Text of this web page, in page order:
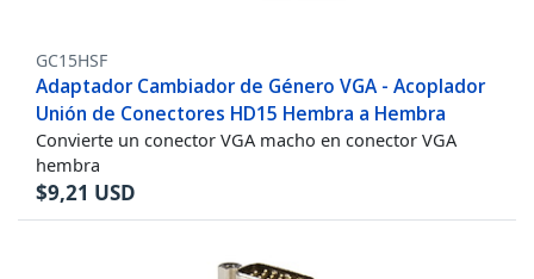
GC15HSF
Adaptador Cambiador de Género VGA - Acoplador
Unión de Conectores HD15 Hembra a Hembra
Convierte un conector VGA macho en conector VGA
hembra
$9,21 USD